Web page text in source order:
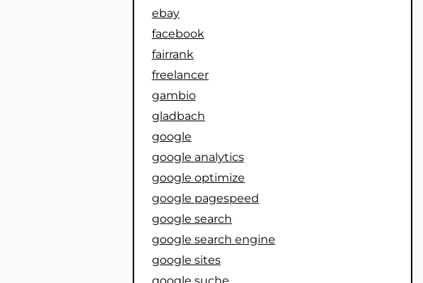
ebay
facebook
fairrank
freelancer
gambio
gladbach
google
google analytics
google optimize
google pagespeed
google search
google search engine
google sites